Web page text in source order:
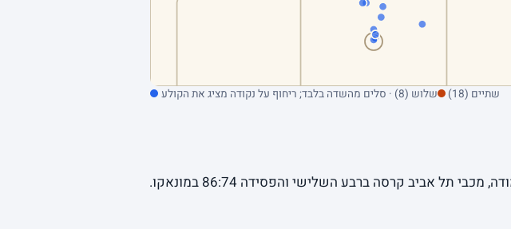
שתיים (18) שלוש (8) · סלים מהשדה בלבד; ריחוף על נקודה מציג את הקולע
- אחרי מחצית צמודה, מכבי תל אביב קרסה ברבע השלישי והפסידה 86:74 במונאקו.